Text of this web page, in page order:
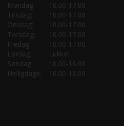
Mandag:
10.00-17.00
Tirsdag:
10.00-17.00
Onsdag:
10.00-17.00
Torsdag:
10.00-17.00
Fredag:
10.00-17.00
Lørdag:
Lukket
Søndag:
10.00-16.00
Helligdage:
10.00-16.00